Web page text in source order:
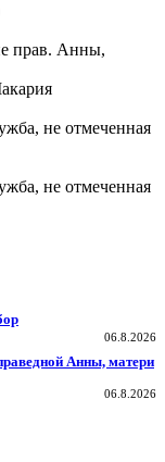
прав. Анны,
06.8.2026
Анны, матери
06.8.2026